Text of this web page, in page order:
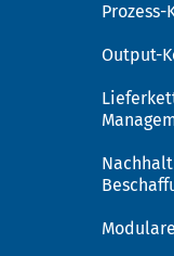
Output-